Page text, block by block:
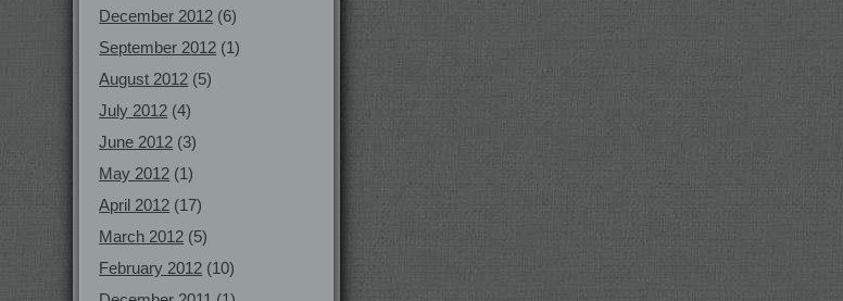
December 2012 (6)
September 2012 (1)
August 2012 (5)
July 2012 (4)
June 2012 (3)
May 2012 (1)
April 2012 (17)
March 2012 (5)
February 2012 (10)